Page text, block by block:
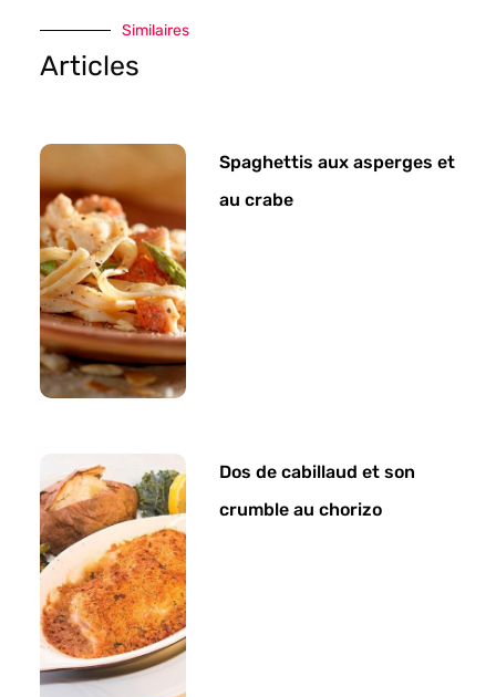
Similaires
Articles
Spaghettis aux asperges et
au crabe
Dos de cabillaud et son
crumble au chorizo